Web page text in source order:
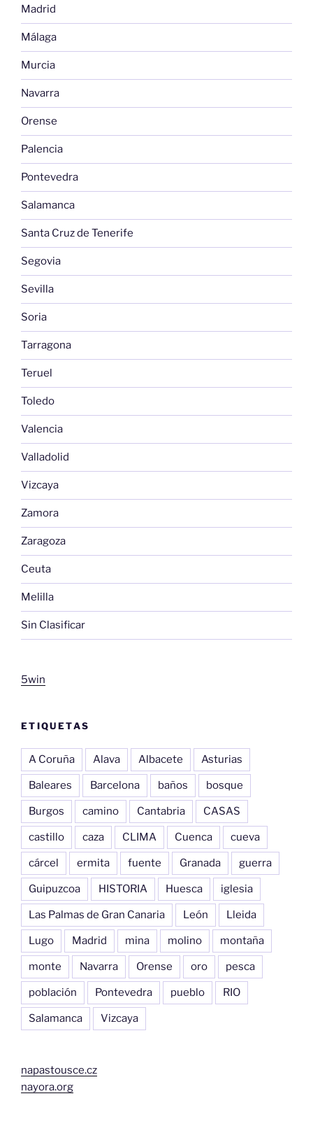
Madrid
Málaga
Murcia
Navarra
Orense
Palencia
Pontevedra
Salamanca
Santa Cruz de Tenerife
Segovia
Sevilla
Soria
Tarragona
Teruel
Toledo
Valencia
Valladolid
Vizcaya
Zamora
Zaragoza
Ceuta
Melilla
Sin Clasificar
5win
ETIQUETAS
A Coruña Alava Albacete Asturias
Baleares Barcelona baños bosque
Burgos camino Cantabria CASAS
castillo caza CLIMA Cuenca cueva
cárcel ermita fuente Granada guerra
Guipuzcoa HISTORIA Huesca iglesia
Las Palmas de Gran Canaria León Lleida
Lugo Madrid mina molino montaña
monte Navarra Orense oro pesca
población Pontevedra pueblo RIO
Salamanca Vizcaya
napastousce.cz
nayora.org